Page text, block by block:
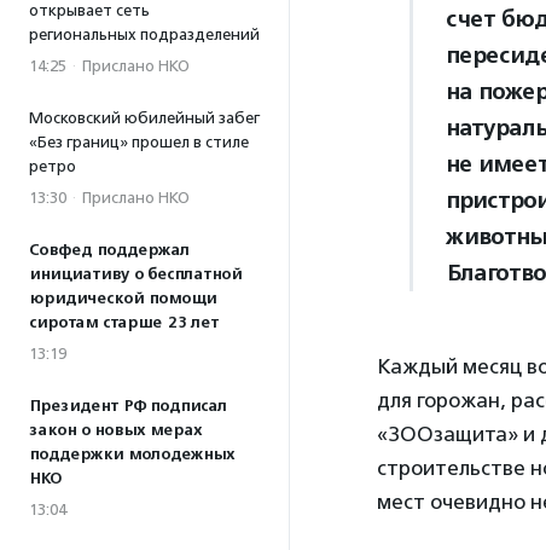
открывает сеть
региональных подразделений
14:25 · Прислано НКО
Московский юбилейный забег
«Без границ» прошел в стиле
ретро
13:30 · Прислано НКО
Совфед поддержал
инициативу о бесплатной
юридической помощи
сиротам старше 23 лет
13:19
Президент РФ подписал
закон о новых мерах
поддержки молодежных
НКО
13:04
счет
на
не
Каждый месяц
для горожан,
«ЗООзащита» и
строительстве
мест очевидно